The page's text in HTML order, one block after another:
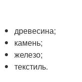
древесина;
камень;
железо;
текстиль.